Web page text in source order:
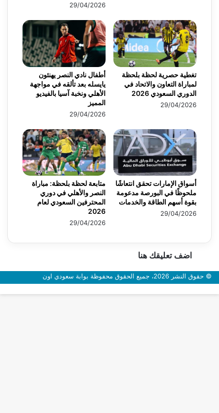
29/04/2026
أطفال نادي النصر يهنئون
يايسله بعد تألقه في مواجهة
الأهلي ونخبة آسيا بالفيديو
المميز
29/04/2026
تغطية حصرية لحظة بلحظة
لمباراة التعاون والاتحاد في
الدوري السعودي 2026
29/04/2026
متابعة لحظة بلحظة: مباراة
النصر والأهلي في دوري
المحترفين السعودي لعام
2026
29/04/2026
أسواق الإمارات تحقق انتعاشًا
ملحوظًا في البورصة مدعومة
بقوة أسهم الطاقة والخدمات
29/04/2026
اضف تعليقك هنا
© حقوق النشر 2026، جميع الحقوق محفوظة بوابة سعودي اون